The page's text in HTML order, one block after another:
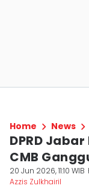
Home News
DPRD
CMB
20 Jun 2026, 11:10 WIB
Azzis Zulkhairil